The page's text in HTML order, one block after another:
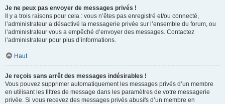
Je ne peux pas envoyer de messages privés !
Il y a trois raisons pour cela : vous n’êtes pas enregistré et/ou connecté,
l’administrateur a désactivé la messagerie privée sur l’ensemble du forum, ou
l’administrateur vous a empêché d’envoyer des messages. Contactez
l’administrateur pour plus d’informations.
Haut
Je reçois sans arrêt des messages indésirables !
Vous pouvez supprimer automatiquement les messages privés d’un membre
en utilisant les filtres de message dans les paramètres de votre messagerie
privée. Si vous recevez des messages privés abusifs d’un membre en